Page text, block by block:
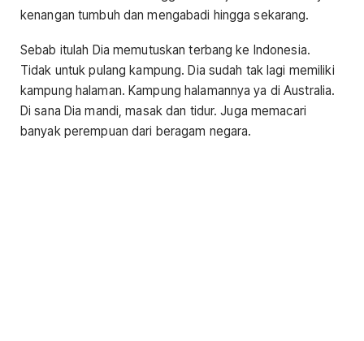
kenangan tumbuh dan mengabadi hingga sekarang.
Sebab itulah Dia memutuskan terbang ke Indonesia.
Tidak untuk pulang kampung. Dia sudah tak lagi memiliki
kampung halaman. Kampung halamannya ya di Australia.
Di sana Dia mandi, masak dan tidur. Juga memacari
banyak perempuan dari beragam negara.